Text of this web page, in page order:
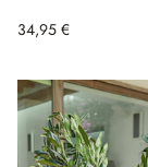
34,95 €